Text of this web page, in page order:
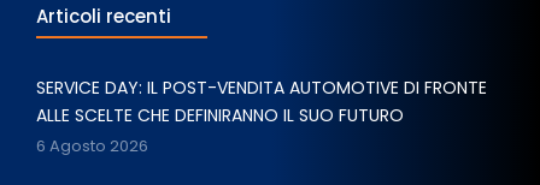
Articoli recenti
SERVICE DAY: IL POST-VENDITA AUTOMOTIVE DI FRONTE
ALLE SCELTE CHE DEFINIRANNO IL SUO FUTURO
6 Agosto 2026